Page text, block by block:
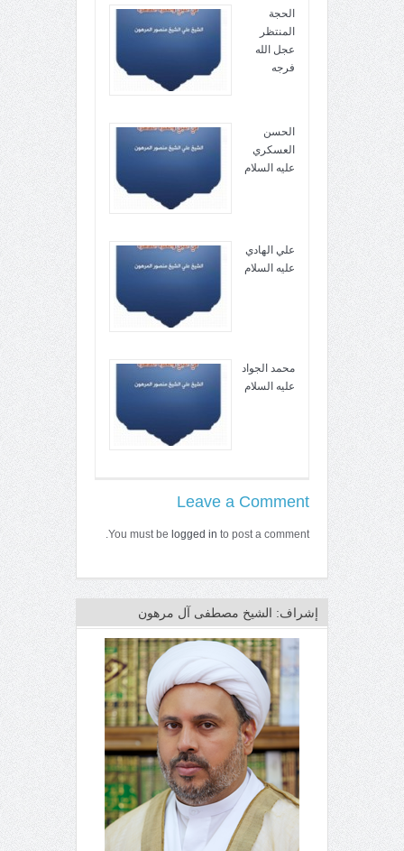
الحجة
المنتظر
عجل الله
فرجه
الحسن
العسكري
عليه السلام
علي الهادي
عليه السلام
محمد الجواد
عليه السلام
Leave a Comment
You must be logged in to post a comment.
إشراف: الشيخ مصطفى آل مرهون